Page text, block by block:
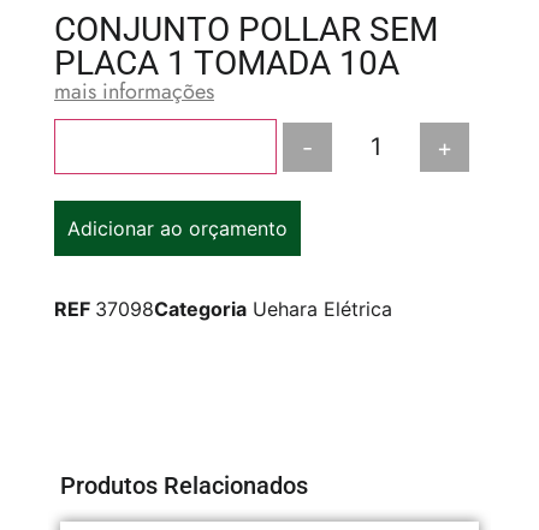
CONJUNTO POLLAR SEM
PLACA 1 TOMADA 10A
mais informações
- +
Adicionar ao orçamento
REF 37098Categoria Uehara Elétrica
Produtos Relacionados